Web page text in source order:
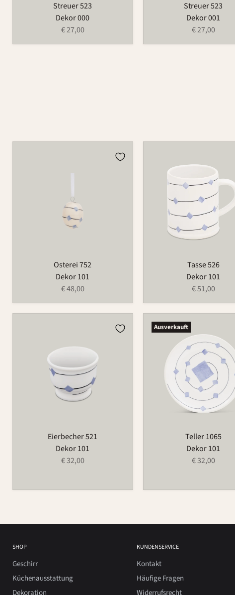
Streuer 523
Dekor 000
€ 27,00
Streuer 523
Dekor 001
€ 27,00
Osterei 752
Dekor 101
€ 48,00
Tasse 526
Dekor 101
€ 51,00
Eierbecher 521
Dekor 101
€ 32,00
Ausverkauft
Teller
1065
Teller 1065
Dekor 101
€ 32,00
SHOP
Geschirr
Küchenausstattung
Dekoration
KUNDENSERVICE
Kontakt
Häufige Fragen
Widerrufsrecht